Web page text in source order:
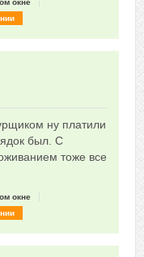
окне
друзьям об отзыве
ну платили
был. С
тоже все
окне